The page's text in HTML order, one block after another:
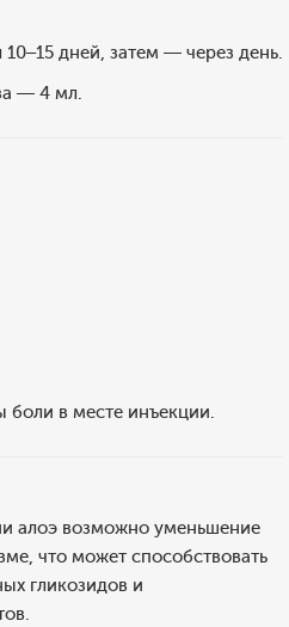
дней, затем — через день.
— 4 мл.
в месте инъекции.
алоэ возможно уменьшение
что может способствовать
гликозидов и